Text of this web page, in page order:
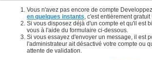
Vous n'avez pas encore de compte
en quelques instants , c'est entièrement gratuit
Si vous disposez déjà d'un compte et qu'il est
vous à l'aide du formulaire ci-dessous.
Si vous essayez d'envoyer un message, il est
l'administrateur ait désactivé votre compte ou
attente de validation.